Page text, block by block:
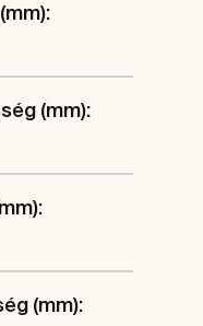
(mm):
(mm):